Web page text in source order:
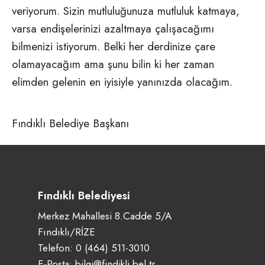
veriyorum. Sizin mutluluğunuza mutluluk katmaya,
varsa endişelerinizi azaltmaya çalışacağımı
bilmenizi istiyorum. Belki her derdinize çare
olamayacağım ama şunu bilin ki her zaman
elimden gelenin en iyisiyle yanınızda olacağım.
Fındıklı Belediye Başkanı
Fındıklı Belediyesi
Merkez Mahallesi 8.Cadde 5/A
Fındıklı/RİZE
Telefon: 0 (464) 511-3010